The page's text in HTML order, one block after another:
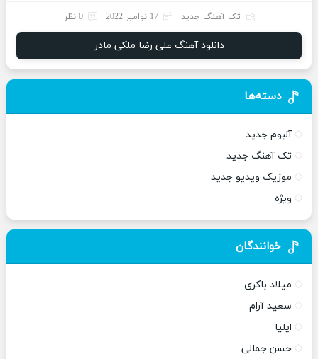
تک آهنگ جدید 17 نوامبر 2022 0 نظر
دانلود آهنگ علی رضا ملکی مادر
دسته‌ها
آلبوم جدید
تک آهنگ جدید
موزیک ویدیو جدید
ویژه
خوانندگان
میلاد باکری
سعید آرام
ایلیا
حسن جمالی